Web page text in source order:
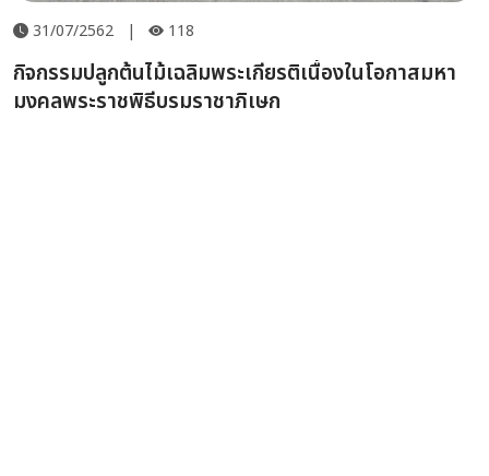
31/07/2562 | 118
กิจกรรมปลูกต้นไม้เฉลิมพระเกียรติเนื่องในโอกาสมหา
มงคลพระราชพิธีบรมราชาภิเษก